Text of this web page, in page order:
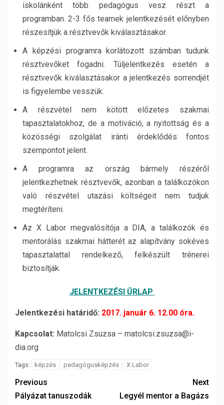
iskolánként több pedagógus vesz részt a
programban. 2-3 fős teamek jelentkezését előnyben
részesítjük a résztvevők kiválasztásakor.
A képzési programra korlátozott számban tudunk
résztvevőket fogadni. Túljelentkezés esetén a
résztvevők kiválasztásakor a jelentkezés sorrendjét
is figyelembe vesszük.
A részvétel nem kötött előzetes szakmai
tapasztalatokhoz, de a motiváció, a nyitottság és a
közösségi szolgálat iránti érdeklődés fontos
szempontot jelent.
A programra az ország bármely részéről
jelentkezhetnek résztvevők, azonban a találkozókon
való részvétel utazási költségeit nem tudjuk
megtéríteni.
Az X Labor megvalósítója a DIA, a találkozók és
mentorálás szakmai hátterét az alapítvány sokéves
tapasztalattal rendelkező, felkészült trénerei
biztosítják.
JELENTKEZÉSI ŰRLAP
Jelentkezési határidő: 2017. január 6. 12.00 óra.
Kapcsolat: Matolcsi Zsuzsa – matolcsi.zsuzsa@i-
dia.org
Tags: képzés pedagógusképzés X Labor
Previous
Pályázat tanuszodák
Next
Legyél mentor a Bagázs